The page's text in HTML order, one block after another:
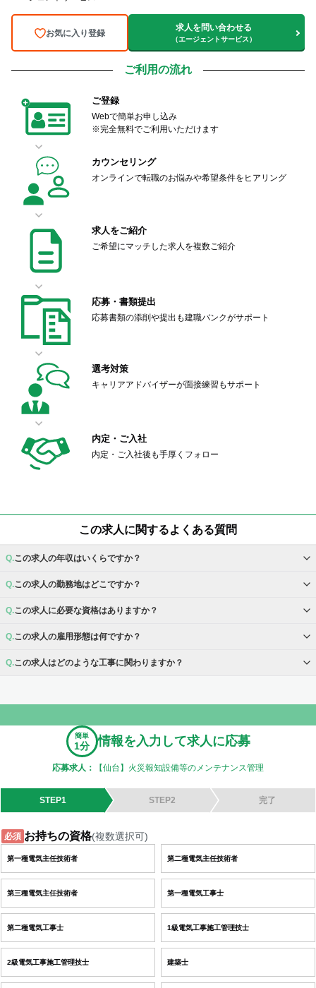
お気に入り登録
求人を問い合わせる
（エージェントサービス）
ご利用の流れ
ご登録
Webで簡単お申し込み
※完全無料でご利用いただけます
カウンセリング
オンラインで転職のお悩みや希望条件をヒアリング
求人をご紹介
ご希望にマッチした求人を複数ご紹介
応募・書類提出
応募書類の添削や提出も建職バンクがサポート
選考対策
キャリアアドバイザーが面接練習もサポート
内定・ご入社
内定・ご入社後も手厚くフォロー
この求人に関するよくある質問
この求人の年収はいくらですか？
この求人の勤務地はどこですか？
この求人に必要な資格はありますか？
この求人の雇用形態は何ですか？
この求人はどのような工事に関わりますか？
簡単
1分 情報を入力して求人に応募
応募求人： 【仙台】火災報知設備等のメンテナンス管理
STEP1 STEP2 完了
必須 お持ちの資格(複数選択可)
第一種電気主任技術者 第二種電気主任技術者
第三種電気主任技術者 第一種電気工事士
第二種電気工事士 1級電気工事施工管理技士
2級電気工事施工管理技士 建築士